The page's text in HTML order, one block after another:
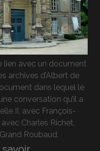
lien avec un document
archives d’Albert de
dans lequel le
conversation qu’il a
II, avec François-
Charles Richet,
Roubaud.